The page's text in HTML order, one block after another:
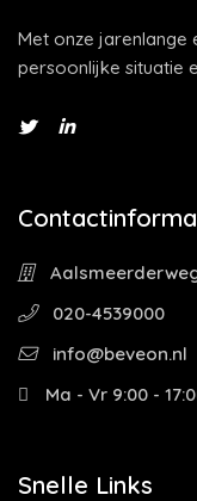
Met onze jarenlange
persoonlijke situatie
020-4539000
info@beveon.nl
Ma - Vr 9:00 -
Snelle Links